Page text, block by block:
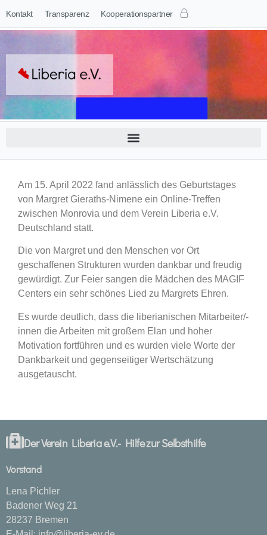
Kontakt Transparenz Kooperationspartner
Am 15. April 2022 fand anlässlich des Geburtstages
von Margret Gieraths-Nimene ein Online-Treffen
zwischen Monrovia und dem Verein Liberia e.V.
Deutschland statt.
Die von Margret und den Menschen vor Ort
geschaffenen Strukturen wurden dankbar und freudig
gewürdigt. Zur Feier sangen die Mädchen des MAGIF
Centers ein sehr schönes Lied zu Margrets Ehren.
Es wurde deutlich, dass die liberianischen Mitarbeiter/-
innen die Arbeiten mit großem Elan und hoher
Motivation fortführen und es wurden viele Worte der
Dankbarkeit und gegenseitiger Wertschätzung
ausgetauscht.
Der Verein Liberia e.V.- Hilfe zur Selbsthilfe
Vorstand
Lena Pichler
Badener Weg 21
28237 Bremen